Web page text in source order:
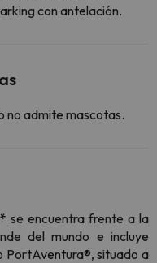
con antelación.
no admite mascotas.
se encuentra frente a la
del mundo e incluye
situado a